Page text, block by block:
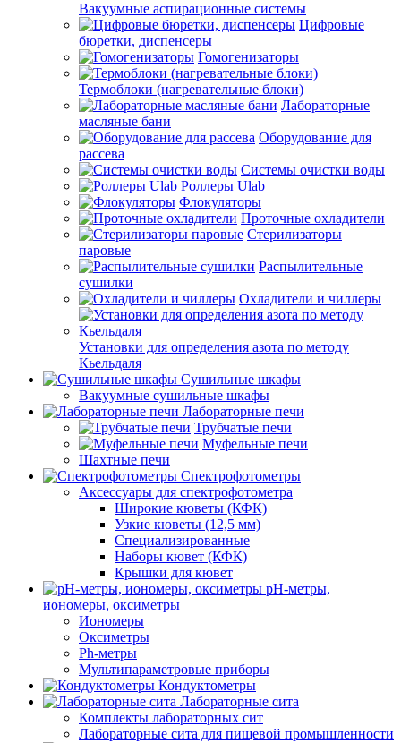
Вакуумные аспирационные системы
Цифровые
бюретки, диспенсеры
Гомогенизаторы
Термоблоки (нагревательные блоки)
Лабораторные
масляные бани
Оборудование для
рассева
Системы очистки воды
Роллеры Ulab
Флокуляторы
Проточные охладители
Стерилизаторы
паровые
Распылительные
сушилки
Охладители и чиллеры
Установки для определения азота по методу
Кьельдаля
Сушильные шкафы
Вакуумные сушильные шкафы
Лабораторные печи
Трубчатые печи
Муфельные печи
Шахтные печи
Спектрофотометры
Аксессуары для спектрофотометра
Широкие кюветы (КФК)
Узкие кюветы (12,5 мм)
Специализированные
Наборы кювет (КФК)
Крышки для кювет
pH-метры,
иономеры, оксиметры
Иономеры
Оксиметры
Ph-метры
Мультипараметровые приборы
Кондуктометры
Лабораторные сита
Комплекты лабораторных сит
Лабораторные сита для пищевой промышленности